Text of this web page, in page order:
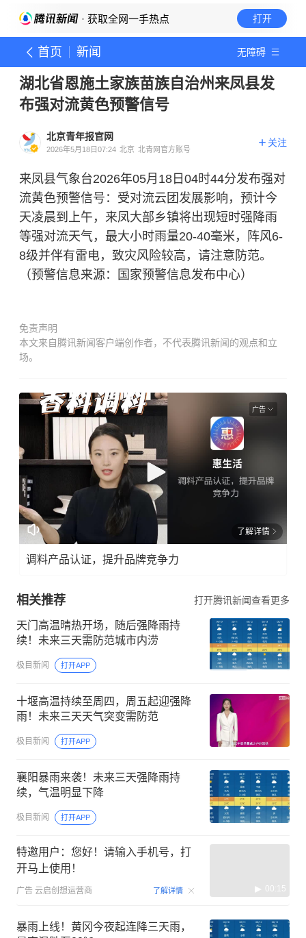
· 获取全网一手热点 打开
首页 新闻 无障碍
湖北省恩施土家族苗族自治州来凤县发
布强对流黄色预警信号
北京青年报官网
2026年5月18日07:24 北京 北青网官方账号
关注
来凤县气象台2026年05月18日04时44分发布强对
流黄色预警信号：受对流云团发展影响，预计今
天凌晨到上午，来凤大部乡镇将出现短时强降雨
等强对流天气，最大小时雨量20-40毫米，阵风6-
8级并伴有雷电，致灾风险较高，请注意防范。
（预警信息来源：国家预警信息发布中心）
免责声明
本文来自腾讯新闻客户端创作者，不代表腾讯新闻的观点和立
场。
广告
了解详情
调料产品认证，提升品牌竞争力
相关推荐 打开腾讯新闻查看更多
天门高温晴热开场，随后强降雨持
续！未来三天需防范城市内涝
极目新闻 打开APP
十堰高温持续至周四，周五起迎强降
雨！未来三天天气突变需防范
极目新闻 打开APP
襄阳暴雨来袭！未来三天强降雨持
续，气温明显下降
极目新闻 打开APP
特邀用户：您好！请输入手机号，打
开马上使用！
广告 云启创想运营商 了解详情 00:15
暴雨上线！黄冈今夜起连降三天雨，